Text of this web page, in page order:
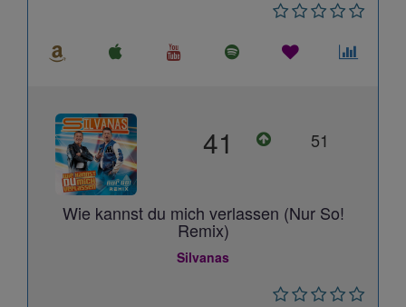
41 51
Wie kannst du mich verlassen (Nur So!
Remix)
Silvanas